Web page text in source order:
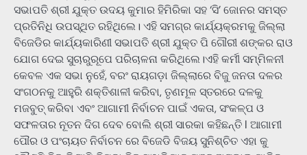
ସଭାପତି ଶ୍ରୀ ଯୁକ୍ତ ଉଦୟ କୁମାର ହିମିରିକା ସହ ‘ସି’ ଜୋନର ସମସ୍ତ
ପ୍ରତିନିଧି ଉପସ୍ଥିତ ରହିଥିଲେ। ଏହି ସମଗ୍ର କାର୍ଯ୍ୟକ୍ରମକୁ ଜିଲ୍ଲା
ବିଜେଡିର କାର୍ଯ୍ୟକାରିଣୀ ସଭାପତି ଶ୍ରୀ ଯୁକ୍ତ ପି ଗୌରୀ ଶଙ୍କର ରାଓ
ଯୋଗ ଦେଇ ସୁଚାରୁରୂପେ ପରିଚାଳନା କରିଥିଲେ।ଏହି କର୍ମୀ ସମ୍ମିଳନୀ
କେବଳ ଏକ ସଭା ନୁହେଁ, ବରଂ ରାୟଗଡ଼ା ଜିଲ୍ଲାରେ ବିଜୁ ଜନତା ଦଳର
ସଂଗଠନକୁ ଆହୁରି ଶକ୍ତିଶାଳୀ କରିବା, ତୃଣମୂଳ ସ୍ତରରେ ଦଳକୁ
ମଜବୁତ୍ କରିବା ଏବଂ ଆଗାମୀ ନିର୍ବାଚନ ପାଇଁ ଏକତା, ସଂକଳ୍ପ ଓ
ସଫଳତାର ନୂତନ ଦିଗ ଦେବ ବୋଲି ଶ୍ରୀ ସାରକା କହିଛନ୍ତି l ଆଗାମୀ
ପୌର ଓ ପଂଚାୟତ ନିର୍ବାଚନ ରେ ବିଜେଡି ବିଜୟ ସୁନିଶ୍ଚିତ ଏହା କୁ